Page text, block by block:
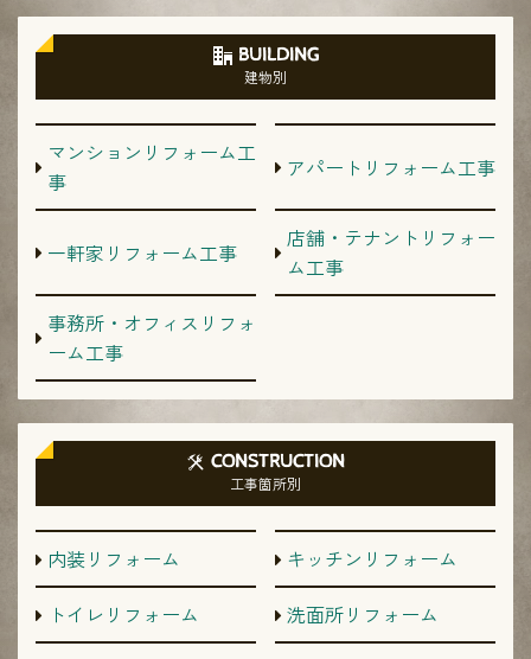
BUILDING
建物別
マンションリフォーム工
事
アパートリフォーム工事
一軒家リフォーム工事
店舗・テナントリフォー
ム工事
事務所・オフィスリフォ
ーム工事
CONSTRUCTION
工事箇所別
内装リフォーム
キッチンリフォーム
トイレリフォーム
洗面所リフォーム